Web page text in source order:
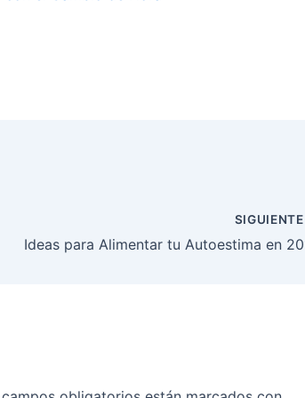
SIGUIENTE
Ideas para Alimentar tu Autoestima en